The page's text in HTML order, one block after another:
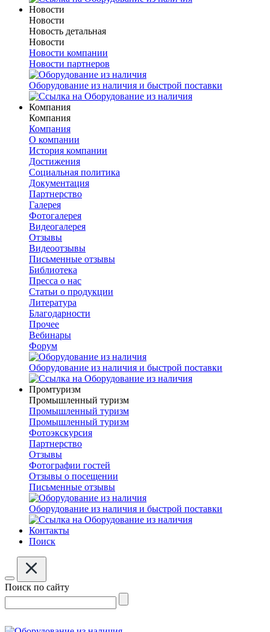
Новости
Новости
Новость детальная
Новости
Новости компании
Новости партнеров
Оборудование из наличия и быстрой поставки
Компания
Компания
Компания
О компании
История компании
Достижения
Социальная политика
Документация
Партнерство
Галерея
Фотогалерея
Видеогалерея
Отзывы
Видеоотзывы
Письменные отзывы
Библиотека
Пресса о нас
Статьи о продукции
Литература
Благодарности
Прочее
Вебинары
Форум
Оборудование из наличия и быстрой поставки
Промтуризм
Промышленный туризм
Промышленный туризм
Промышленный туризм
Фотоэкскурсия
Партнерство
Отзывы
Фотографии гостей
Отзывы о посещении
Письменные отзывы
Оборудование из наличия и быстрой поставки
Контакты
Поиск
Поиск по сайту